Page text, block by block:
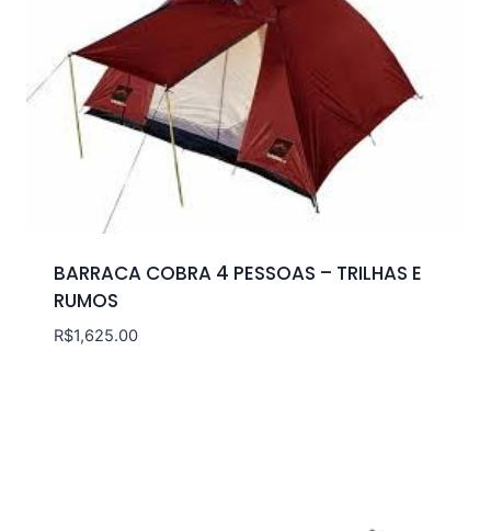
BARRACA COBRA 4 PESSOAS – TRILHAS E
RUMOS
R$1,625.00